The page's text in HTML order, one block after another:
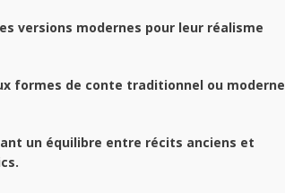
versions modernes pour leur réalisme
formes de conte traditionnel ou moderne
un équilibre entre récits anciens et